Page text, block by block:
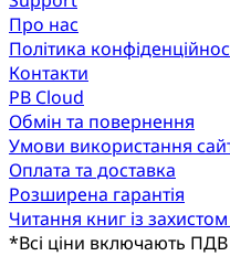
Про нас
Політика
Контакти
PB Cloud
Обмін та повернення
Умови використання
Оплата та доставка
Розширена гарантія
Читання книг із
*Всі ціни включають ПДВ